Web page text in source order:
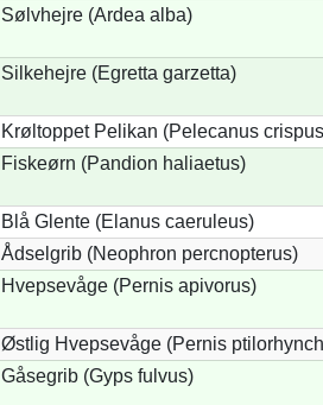
Sølvhejre (Ardea alba)
Silkehejre (Egretta garzetta)
Krøltoppet Pelikan (Pelecanus
Fiskeørn (Pandion haliaetus)
Blå Glente (Elanus caeruleus)
Ådselgrib (Neophron percnopterus)
Hvepsevåge (Pernis apivorus)
Østlig Hvepsevåge (Pernis
Gåsegrib (Gyps fulvus)